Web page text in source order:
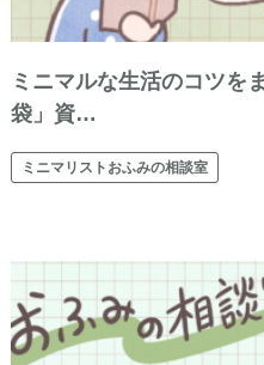
ミニマルな生活のコツを
袋」資…
ミニマリストおふみの相談室